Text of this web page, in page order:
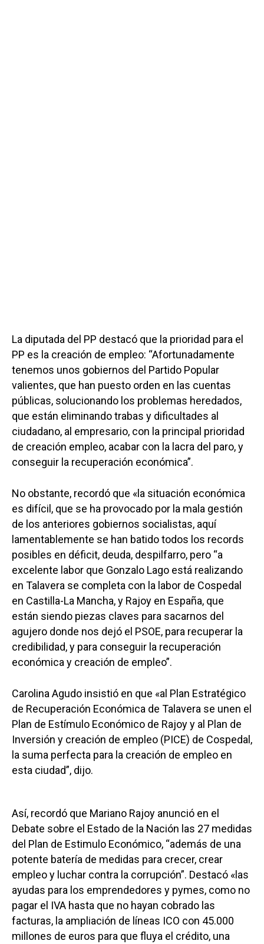
La diputada del PP destacó que la prioridad para el
PP es la creación de empleo: “Afortunadamente
tenemos unos gobiernos del Partido Popular
valientes, que han puesto orden en las cuentas
públicas, solucionando los problemas heredados,
que están eliminando trabas y dificultades al
ciudadano, al empresario, con la principal prioridad
de creación empleo, acabar con la lacra del paro, y
conseguir la recuperación económica”.
No obstante, recordó que «la situación económica
es difícil, que se ha provocado por la mala gestión
de los anteriores gobiernos socialistas, aquí
lamentablemente se han batido todos los records
posibles en déficit, deuda, despilfarro, pero “a
excelente labor que Gonzalo Lago está realizando
en Talavera se completa con la labor de Cospedal
en Castilla-La Mancha, y Rajoy en España, que
están siendo piezas claves para sacarnos del
agujero donde nos dejó el PSOE, para recuperar la
credibilidad, y para conseguir la recuperación
económica y creación de empleo”.
Carolina Agudo insistió en que «al Plan Estratégico
de Recuperación Económica de Talavera se unen el
Plan de Estímulo Económico de Rajoy y al Plan de
Inversión y creación de empleo (PICE) de Cospedal,
la suma perfecta para la creación de empleo en
esta ciudad”, dijo.
Así, recordó que Mariano Rajoy anunció en el
Debate sobre el Estado de la Nación las 27 medidas
del Plan de Estimulo Económico, “además de una
potente batería de medidas para crecer, crear
empleo y luchar contra la corrupción”. Destacó «las
ayudas para los emprendedores y pymes, como no
pagar el IVA hasta que no hayan cobrado las
facturas, la ampliación de líneas ICO con 45.000
millones de euros para que fluya el crédito, una